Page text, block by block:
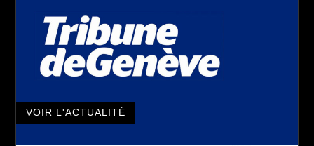
VOIR L'ACTUALITÉ